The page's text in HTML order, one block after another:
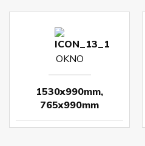
OKNO
1530x990mm,
765x990mm